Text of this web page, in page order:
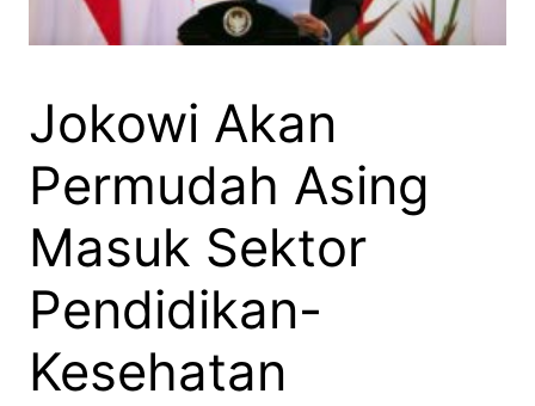
Jokowi Akan
Permudah Asing
Masuk Sektor
Pendidikan-
Kesehatan